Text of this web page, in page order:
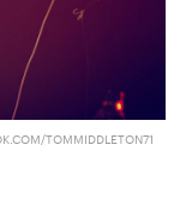
TOMMIDDLETON71